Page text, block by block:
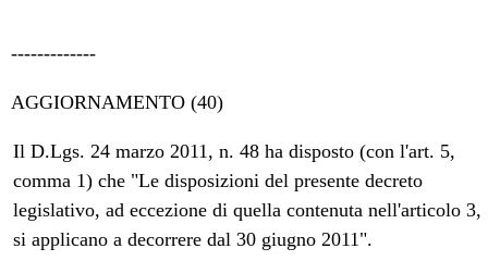
-------------
AGGIORNAMENTO (40)
Il D.Lgs. 24 marzo 2011, n. 48 ha disposto (con l'art. 5,
comma 1) che "Le disposizioni del presente decreto
legislativo, ad eccezione di quella contenuta nell'articolo 3,
si applicano a decorrere dal 30 giugno 2011".